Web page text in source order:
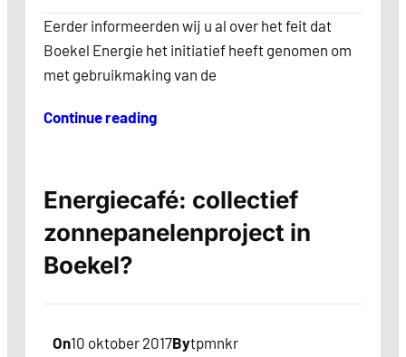
Eerder informeerden wij u al over het feit dat
Boekel Energie het initiatief heeft genomen om
met gebruikmaking van de
Continue reading
Energiecafé: collectief
zonnepanelenproject in
Boekel?
On10 oktober 2017Bytpmnkr